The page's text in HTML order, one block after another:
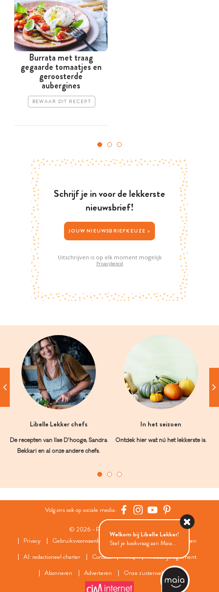
Burrata met traag
gegaarde tomaatjes en
geroosterde
aubergines
BEWAAR DIT RECEPT
Schrijf je in voor de lekkerste
nieuwsbrief!
JOUW NIEUWSBRIEFKEUZE >
Uitschrijven is op elk moment mogelijk
Privacybeleid
Libelle Lekker chefs
De recepten van Ilse D’hooge, Sandra
Bekkari en al onze andere chefs.
In het seizoen
Ontdek hier wat nú het lekkerste is.
Volg ons ook op sociale media:
© 2026 - Roularta Media Group
Privacy
Gebruiksvoorwaarden Cookies
Cookies instellingen
AI: redactioneel charter
Contact FAQ
Wedstrijdreglement
Abonneren
Adverteren Onze zusterwebsites
Welkom bij Libelle Lekker!
Stel je kookvraag aan Maia...